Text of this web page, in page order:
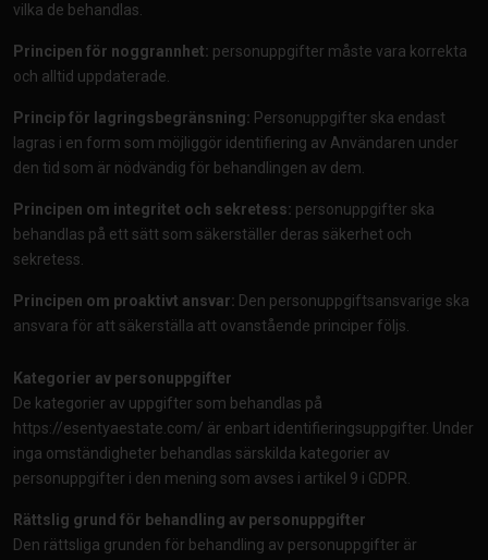
vilka de behandlas.
Principen för noggrannhet: personuppgifter måste vara korrekta
och alltid uppdaterade.
Princip för lagringsbegränsning: Personuppgifter ska endast
lagras i en form som möjliggör identifiering av Användaren under
den tid som är nödvändig för behandlingen av dem.
Principen om integritet och sekretess: personuppgifter ska
behandlas på ett sätt som säkerställer deras säkerhet och
sekretess.
Principen om proaktivt ansvar: Den personuppgiftsansvarige ska
ansvara för att säkerställa att ovanstående principer följs.
Kategorier av personuppgifter
De kategorier av uppgifter som behandlas på
https://esentyaestate.com/ är enbart identifieringsuppgifter. Under
inga omständigheter behandlas särskilda kategorier av
personuppgifter i den mening som avses i artikel 9 i GDPR.
Rättslig grund för behandling av personuppgifter
Den rättsliga grunden för behandling av personuppgifter är